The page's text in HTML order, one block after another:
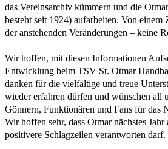
das Vereinsarchiv kümmern und die
besteht seit 1924) aufarbeiten. Von
der anstehenden Veränderungen – keine
Wir hoffen, mit diesen Informationen
Entwicklung beim TSV St. Otmar
danken für die vielfältige und treue
wieder erfahren dürfen und wünschen all
Gönnern, Funktionären und Fans für das
Wir hoffen sehr, dass Otmar nächstes
positivere Schlagzeilen verantworten darf.